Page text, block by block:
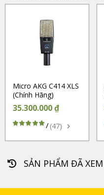
Micro AKG C414 XLS
(Chính Hãng)
35.300.000 ₫
/(47)
SẢN PHẨM ĐÃ XEM